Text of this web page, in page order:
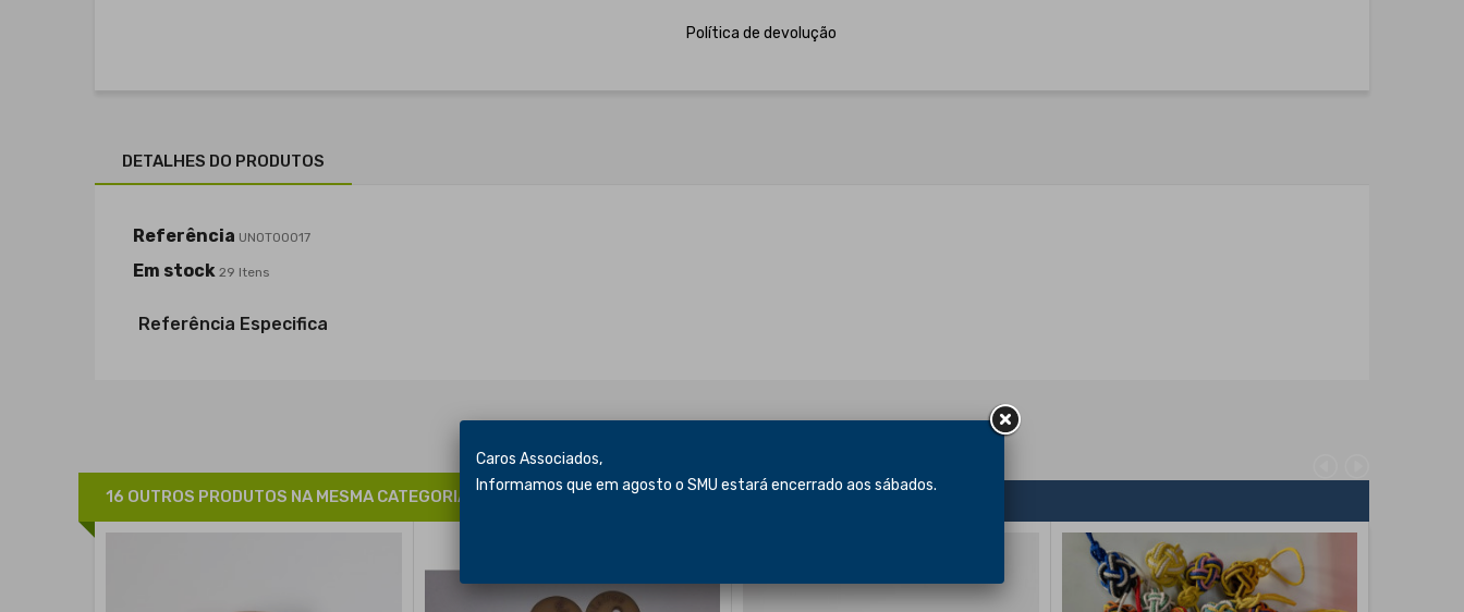
Política de devolução
DETALHES DO PRODUTOS
Referência UNOT00017
Em stock 29 Itens
Referência Especifica
16 OUTROS PRODUTOS NA MESMA CATEGORIA:
Caros Associados,
Informamos que em agosto o SMU estará encerrado aos sábados.